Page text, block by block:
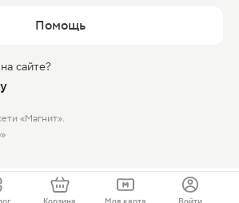
Помощь
сайте?
«Магнит».
Корзина Моя карта Войти